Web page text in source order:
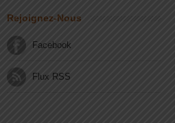
Rejoignez-Nous
Facebook
Flux RSS